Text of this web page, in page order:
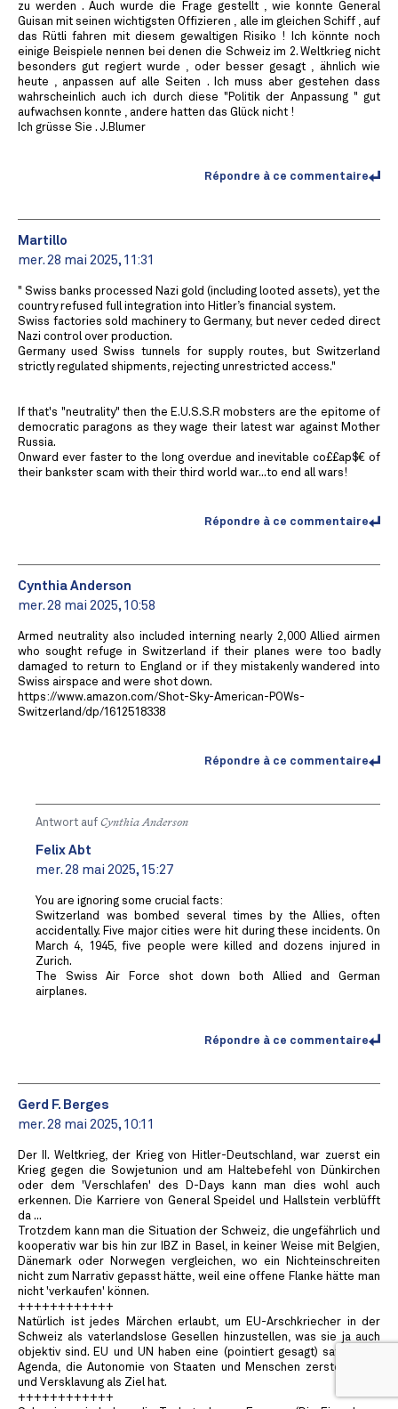
zu werden . Auch wurde die Frage gestellt , wie konnte General
Guisan mit seinen wichtigsten Offizieren , alle im gleichen Schiff , auf
das Rütli fahren mit diesem gewaltigen Risiko ! Ich könnte noch
einige Beispiele nennen bei denen die Schweiz im 2. Weltkrieg nicht
besonders gut regiert wurde , oder besser gesagt , ähnlich wie
heute , anpassen auf alle Seiten . Ich muss aber gestehen dass
wahrscheinlich auch ich durch diese "Politik der Anpassung " gut
aufwachsen konnte , andere hatten das Glück nicht !
Ich grüsse Sie . J.Blumer
Répondre à ce commentaire
Martillo
mer. 28 mai 2025, 11:31
" Swiss banks processed Nazi gold (including looted assets), yet the
country refused full integration into Hitler’s financial system.
Swiss factories sold machinery to Germany, but never ceded direct
Nazi control over production.
Germany used Swiss tunnels for supply routes, but Switzerland
strictly regulated shipments, rejecting unrestricted access."
If that's "neutrality" then the E.U.S.S.R mobsters are the epitome of
democratic paragons as they wage their latest war against Mother
Russia.
Onward ever faster to the long overdue and inevitable co££ap$€ of
their bankster scam with their third world war...to end all wars!
Répondre à ce commentaire
Cynthia Anderson
mer. 28 mai 2025, 10:58
Armed neutrality also included interning nearly 2,000 Allied airmen
who sought refuge in Switzerland if their planes were too badly
damaged to return to England or if they mistakenly wandered into
Swiss airspace and were shot down.
https://www.amazon.com/Shot-Sky-American-POWs-
Switzerland/dp/1612518338
Répondre à ce commentaire
Antwort auf Cynthia Anderson
Felix Abt
mer. 28 mai 2025, 15:27
You are ignoring some crucial facts:
Switzerland was bombed several times by the Allies, often
accidentally. Five major cities were hit during these incidents. On
March 4, 1945, five people were killed and dozens injured in
Zurich.
The Swiss Air Force shot down both Allied and German
airplanes.
Répondre à ce commentaire
Gerd F. Berges
mer. 28 mai 2025, 10:11
Der II. Weltkrieg, der Krieg von Hitler-Deutschland, war zuerst ein
Krieg gegen die Sowjetunion und am Haltebefehl von Dünkirchen
oder dem 'Verschlafen' des D-Days kann man dies wohl auch
erkennen. Die Karriere von General Speidel und Hallstein verblüfft
da ...
Trotzdem kann man die Situation der Schweiz, die ungefährlich und
kooperativ war bis hin zur IBZ in Basel, in keiner Weise mit Belgien,
Dänemark oder Norwegen vergleichen, wo ein Nichteinschreiten
nicht zum Narrativ gepasst hätte, weil eine offene Flanke hätte man
nicht 'verkaufen' können.
++++++++++++
Natürlich ist jedes Märchen erlaubt, um EU-Arschkriecher in der
Schweiz als vaterlandslose Gesellen hinzustellen, was sie ja auch
objektiv sind. EU und UN haben eine (pointiert gesagt) satanische
Agenda, die Autonomie von Staaten und Menschen zerstören will
und Versklavung als Ziel hat.
++++++++++++